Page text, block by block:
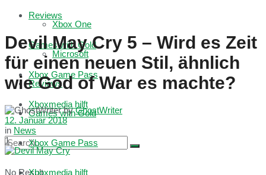
Reviews
Games with Gold
Xbox Game Pass
Xboxmedia hilft
No Result
Xbox One
Microsoft
Reviews
Games with Gold
Xbox Game Pass
Xboxmedia hilft
Devil May Cry 5 – Wird es Zeit
für einen neuen Stil, ähnlich
wie God of War es machte?
by GhostWriter
12. Januar 2018
in News
1